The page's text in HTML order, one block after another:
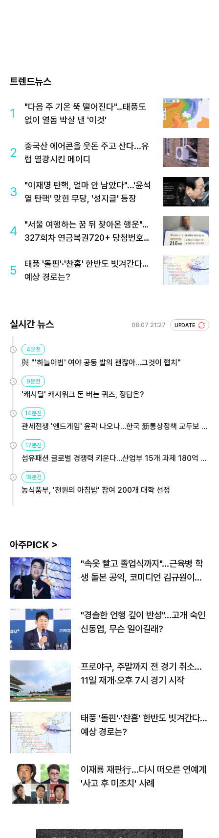
트렌드뉴스
1
"다음 주 기온 뚝 떨어진다"…태풍도
없이 열돔 박살 낸 '이것'
2
중국산 에어콘을 웃돈 주고 산다...유
럽 열광시킨 메이디
3
"이재명 탄핵, 얼마 안 남았다"...'윤석
열 탄핵' 맞힌 무당, '성지글' 등장
4
"서울 여행하는 꿈 뒤 찾아온 행운"…
327회차 연금복권720+ 당첨번호조
5
태풍 '돌핀'·'찬홈' 한반도 빗겨간다…
예상 경로는?
실시간 뉴스 08.07 21:27 UPDATE
4분전
與 "'하늘이법' 여야 공동 발의 괜찮아…그것이 협치"
9분전
'캐시딜' 캐시워크 돈 버는 퀴즈, 정답은?
14분전
관세전쟁 '엔드게임' 윤곽 나오나…한국 新통상정책 교두보 활
용해야
17분전
섬유패션 글로벌 경쟁력 키운다…산업부 15개 과제 180억 지
원
18분전
농식품부, '천원의 아침밥' 참여 200개 대학 선정
아주PICK >
"속옷 빨고 졸업식까지"…근육병 학
생 돌본 공익, 코미디언 김규원이었
"경솔한 언행 깊이 반성"…고개 숙인
신동엽, 무슨 일이길래?
프로야구, 주말까지 전 경기 취소…
11일 재개·오후 7시 경기 시작
태풍 '돌핀'·'찬홈' 한반도 빗겨간다…
예상 경로는?
이재룡 재판行…다시 떠오른 연예계
'사고 후 미조치' 사례